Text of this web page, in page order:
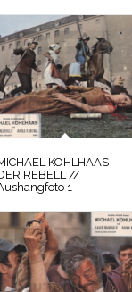
KOHLHAAS –
REBELL //
1